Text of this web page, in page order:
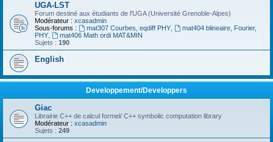
UGA-LST
Forum destiné aux étudiants de l'UGA (Université Grenoble-Alpes)
Modérateur : xcasadmin
Sous-forums :
mat307 Courbes, eqdiff PHY,
mat404 blineaire, Fourier,
PHY
mat406 Math ordi MAT&MIN
Sujets : 190
English
Developpement/Developpers
Giac
Librairie C++ de calcul formel/ C++ symbolic computation library
Modérateur : xcasadmin
Sujets : 249